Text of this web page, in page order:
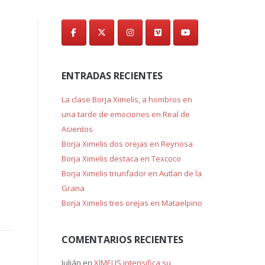
ENTRADAS RECIENTES
La clase Borja Ximelis, a hombros en
una tarde de emociones en Real de
Asientos
Borja Ximelis dos orejas en Reynosa
Borja Ximelis destaca en Texcoco
Borja Ximelis triunfador en Autlan de la
Grana
Borja Ximelis tres orejas en Mataelpino
COMENTARIOS RECIENTES
Julián en XIMELIS intensifica su